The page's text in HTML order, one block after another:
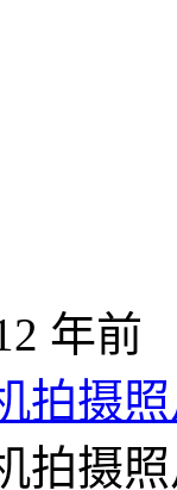
年前
拍摄
拍摄